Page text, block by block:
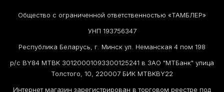
Общество с ограниченной ответственностью «ТАМБЛЕР»
УНП 193756347
Республика Беларусь, г. Минск ул. Неманская 4 пом 198
р/с BY84 MTBK 30120001093300125241 в ЗАО "МТБанк" улица
Толстого, 10, 220007 БИК MTBKBY22
Интернет магазин зарегистрирован в торговом реестре под